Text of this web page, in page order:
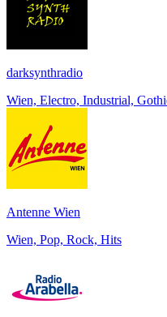
darksynthradio
Wien, Electro, Industrial,
Antenne Wien
Wien, Pop, Rock, Hits